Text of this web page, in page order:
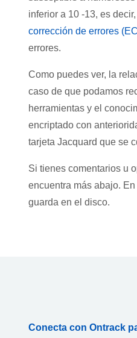
inferior a 10 -13, es
corrección de errores
errores.
Como puedes ver, la
caso de que podamos
herramientas y el
encriptado con
tarjeta Jacquard que se
Si tienes comentarios u
encuentra más abajo.
guarda en el disco.
Conecta con Ontrack